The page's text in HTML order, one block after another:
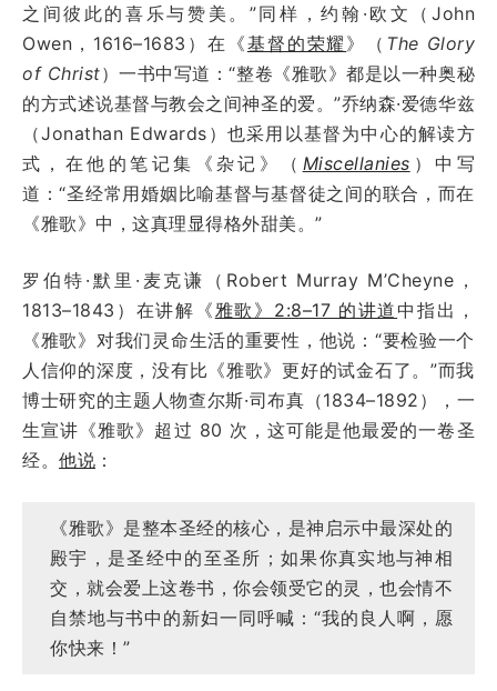
之间彼此的喜乐与赞美。”同样，约翰·欧文（John
Owen，1616–1683）在《基督的荣耀 》（ The Glory
of Christ）一书中写道：“整卷《雅歌》都是以一种奥秘
的方式述说基督与教会之间神圣的爱。”乔纳森·爱德华兹
（Jonathan Edwards）也采用以基督为中心的解读方
式，在他的笔记集《杂记》（ Miscellanies ）中写
道：“圣经常用婚姻比喻基督与基督徒之间的联合，而在
《雅歌》中，这真理显得格外甜美。”
罗伯特·默里·麦克谦（Robert Murray M’Cheyne，
1813–1843）在讲解《 雅歌》2:8–17 的讲道 中指出，
《雅歌》对我们灵命生活的重要性，他说：“要检验一个
人信仰的深度，没有比《雅歌》更好的试金石了。”而我
博士研究的主题人物查尔斯·司布真（1834–1892），一
生宣讲《雅歌》超过 80 次，这可能是他最爱的一卷圣
经。 他说 ：
《雅歌》是整本圣经的核心，是神启示中最深处的
殿宇，是圣经中的至圣所；如果你真实地与神相
交，就会爱上这卷书，你会领受它的灵，也会情不
自禁地与书中的新妇一同呼喊：“我的良人啊，愿
你快来！”